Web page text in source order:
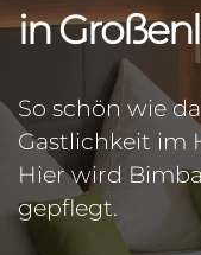
in
So schön wie
Gastlichkeit im
Hier wird
gepflegt.